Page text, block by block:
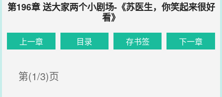
第196章 送大家两个小剧场-《苏医生，你笑起来很好
看》
上一章 目录 存书签 下一章
第(1/3)页